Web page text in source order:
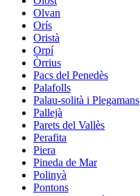
Olvan
Orís
Oristà
Orpí
Òrrius
Pacs del Penedès
Palafolls
Palau-solità i Plegamans
Pallejà
Parets del Vallès
Perafita
Piera
Pineda de Mar
Polinyà
Pontons